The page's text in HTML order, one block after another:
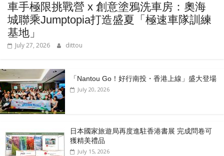
車手極限挑戰營 x 創意塗鴉洗車房：奧海
城聯乘Jumptopia打造盛夏「極速車隊訓練
基地」
July 27, 2026 dittou
「Nantou Go！好行南投・香港上線」盛大登場
July 20, 2026
日本國家旅遊局再度進駐香港書展 完成問卷可
獲精美禮品
July 15, 2026